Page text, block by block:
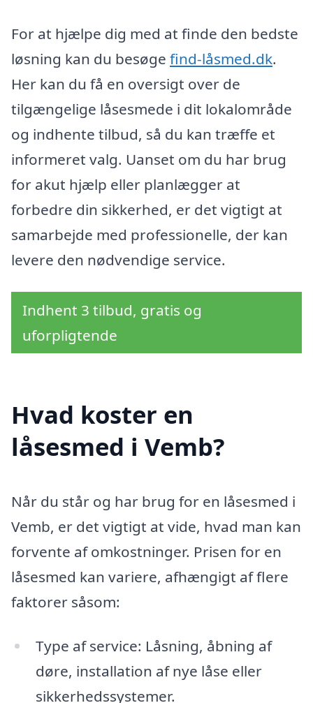
For at hjælpe dig med at finde den bedste
løsning kan du besøge find-låsmed.dk.
Her kan du få en oversigt over de
tilgængelige låsesmede i dit lokalområde
og indhente tilbud, så du kan træffe et
informeret valg. Uanset om du har brug
for akut hjælp eller planlægger at
forbedre din sikkerhed, er det vigtigt at
samarbejde med professionelle, der kan
levere den nødvendige service.
Indhent 3 tilbud, gratis og
uforpligtende
Hvad koster en
låsesmed i Vemb?
Når du står og har brug for en låsesmed i
Vemb, er det vigtigt at vide, hvad man kan
forvente af omkostninger. Prisen for en
låsesmed kan variere, afhængigt af flere
faktorer såsom:
Type af service: Låsning, åbning af
døre, installation af nye låse eller
sikkerhedssystemer.